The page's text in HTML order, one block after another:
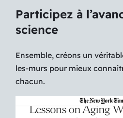
Participez à
science
Ensemble, créons un
les-murs pour mieux
chacun.